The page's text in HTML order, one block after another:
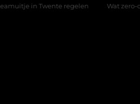
in Twente regelen Wat zero-click